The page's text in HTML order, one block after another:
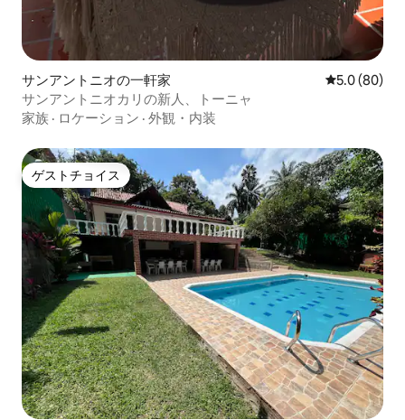
サンアントニオの一軒家 レビュー80
5.0 (80)
サンアントニオカリの新人、トーニャ
家族 · ロケーション · 外観・内装
ゲストチョイス
ゲストチョイス